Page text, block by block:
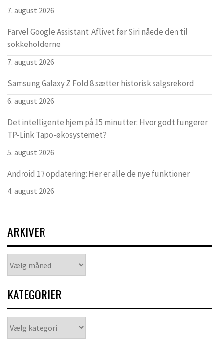
7. august 2026
Farvel Google Assistant: Aflivet før Siri nåede den til
sokkeholderne
7. august 2026
Samsung Galaxy Z Fold 8 sætter historisk salgsrekord
6. august 2026
Det intelligente hjem på 15 minutter: Hvor godt fungerer
TP-Link Tapo-økosystemet?
5. august 2026
Android 17 opdatering: Her er alle de nye funktioner
4. august 2026
ARKIVER
KATEGORIER